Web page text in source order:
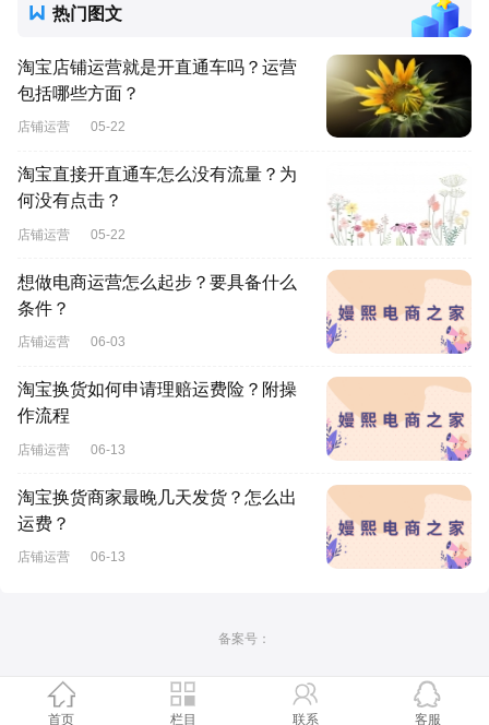
热门图文
淘宝店铺运营就是开直通车吗？运营
包括哪些方面？
店铺运营 05-22
淘宝直接开直通车怎么没有流量？为
何没有点击？
店铺运营 05-22
想做电商运营怎么起步？要具备什么
条件？
店铺运营 06-03
淘宝换货如何申请理赔运费险？附操
作流程
店铺运营 06-13
淘宝换货商家最晚几天发货？怎么出
运费？
店铺运营 06-13
备案号：
首页 栏目 联系 客服